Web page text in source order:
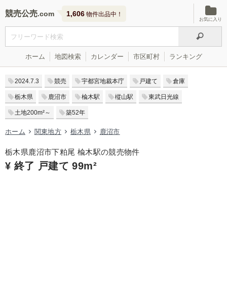
競売公売 1,606 物件出品中！
お気に入り
ホーム 地図検索 カレンダー 市区町村 ランキング
2024.7.3 競売 宇都宮地裁本庁 戸建て 倉庫
栃木県 鹿沼市 楡木駅 樅山駅 東武日光線
土地200m²～ 築52年
ホーム 関東地方 栃木県 鹿沼市
栃木県鹿沼市下粕尾 楡木駅の競売物件
¥ 終了 戸建て 99m²